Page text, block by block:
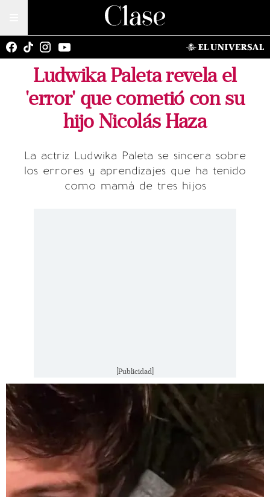
Ludwika Paleta revela el
'error' que cometió con su
hijo Nicolás Haza
La actriz Ludwika Paleta se sincera sobre
los errores y aprendizajes que ha tenido
como mamá de tres hijos
[Publicidad]